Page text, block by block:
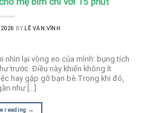
BY LÊ VĂN VĨNH
nhìn lại vòng eo của mình: bụng tích
trước. Điều này khiến không ít
hay gặp gỡ bạn bè.Trong khi đó,
như […]
reading →